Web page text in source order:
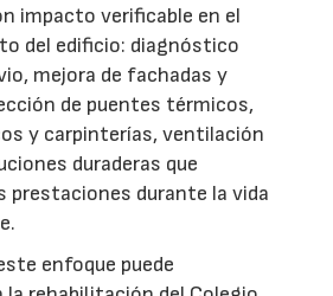
impacto verificable en el
del edificio: diagnóstico
mejora de fachadas y
de puentes térmicos,
y carpinterías, ventilación
duraderas que
prestaciones durante la vida
enfoque puede